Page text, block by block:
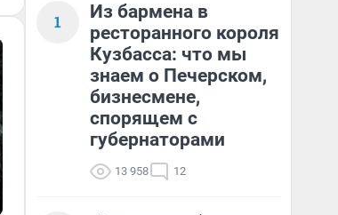
1
Из бармена в
ресторанного короля
Кузбасса: что мы
знаем о Печерском,
бизнесмене,
спорящем с
губернаторами
13 958 12